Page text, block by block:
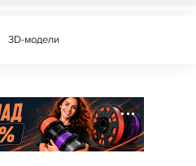
3D-модели